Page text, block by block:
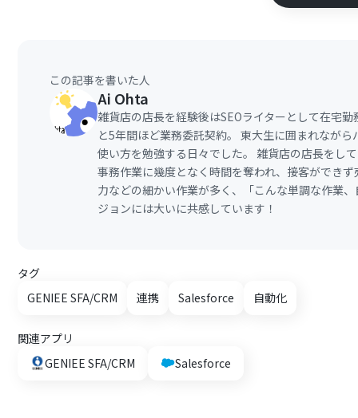
この記事を書いた人
Ai Ohta
雑貨店の店長を経験後はSEOライターとして在宅
と5年間ほど業務委託契約。 東大生に囲まれなが
使い方を勉強する日々でした。 雑貨店の店長をし
事務作業に幾度となく時間を奪われ、接客ができ
力などの細かい作業が多く、「こんな単調な作業
ジョンには大いに共感しています！
タグ
GENIEE SFA/CRM
連携 Salesforce 自動化
関連アプリ
GENIEE SFA/CRM
Salesforce